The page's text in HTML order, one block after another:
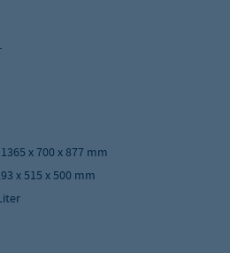
x 700 x 877 mm
x 515 x 500 mm